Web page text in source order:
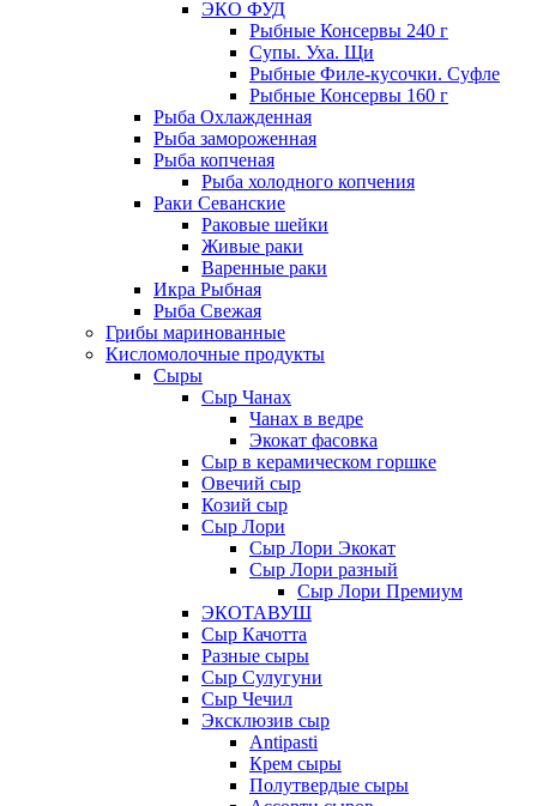
ЭКО ФУД
Рыбные Консервы 240 г
Супы. Уха. Щи
Рыбные Филе-кусочки. Суфле
Рыбные Консервы 160 г
Рыба Охлажденная
Рыба замороженная
Рыба копченая
Рыба холодного копчения
Раки Севанские
Раковые шейки
Живые раки
Варенные раки
Икра Рыбная
Рыба Свежая
Грибы маринованные
Кисломолочные продукты
Сыры
Сыр Чанах
Чанах в ведре
Экокат фасовка
Сыр в керамическом горшке
Овечий сыр
Козий сыр
Сыр Лори
Сыр Лори Экокат
Сыр Лори разный
Сыр Лори Премиум
ЭКОТАВУШ
Сыр Качотта
Разные сыры
Сыр Сулугуни
Сыр Чечил
Эксклюзив сыр
Antipasti
Крем сыры
Полутвердые сыры